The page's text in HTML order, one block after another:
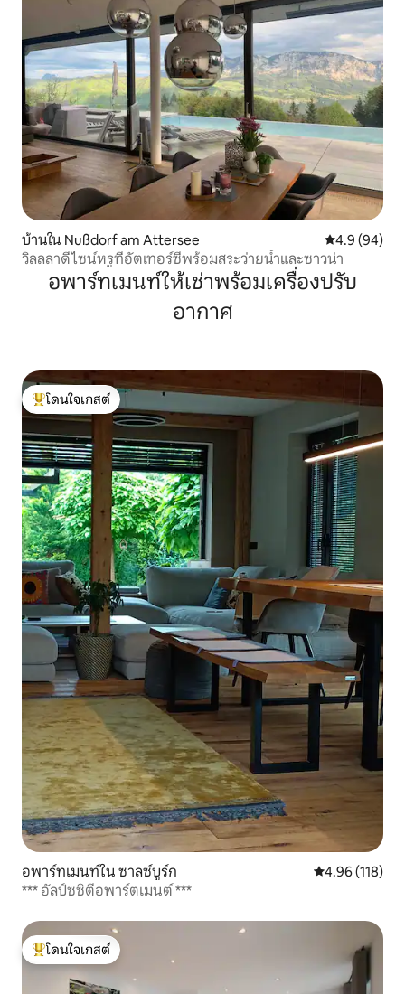
บ้านใน Nußdorf am Attersee คะแนนเฉลี่ย
4.9 (94)
วิลลลาดีไซน์หรูที่อัตเทอร์ซีพร้อมสระว่ายน้ำและซาวน่า
อพาร์ทเมนท์ให้เช่าพร้อมเครื่องปรับ
อากาศ
โดนใจเกสต์ที่สุด
โดนใจเกสต์
อพาร์ทเมนท์ใน ซาลซ์บูร์ก คะแนนเฉลี่ย
4.96 (118)
*** อัลป์ซซิตี้อพาร์ตเมนต์ ***
โดนใจเกสต์ที่สุด
โดนใจเกสต์